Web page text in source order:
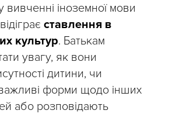
іноземної мови
ставлення в
культур. Батькам
увагу, як вони
дитини, чи
форми щодо інших
або розповідають